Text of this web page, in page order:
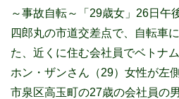
～事故自転～「29歳女」26日午
四郎丸の市道交差点で、自転車
た、近くに住む会社員でベトナ
ホン・ザンさん（29）女性が左
市泉区高玉町の27歳の会社員の